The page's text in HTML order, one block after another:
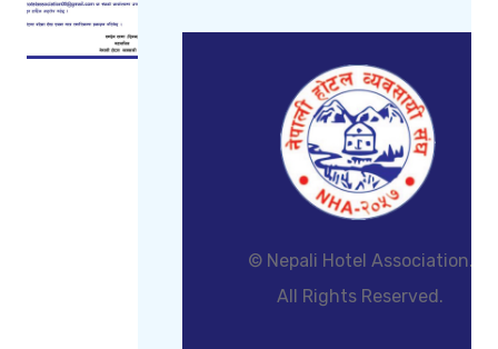
© Nepali Hotel Association.
All Rights Reserved.